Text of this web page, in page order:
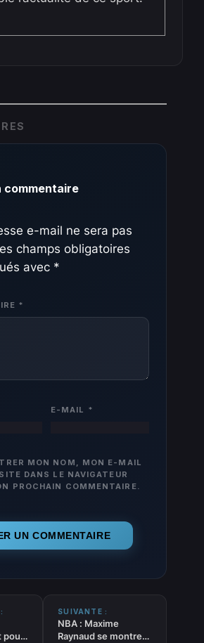
commentaire
e-mail ne sera pas
champs obligatoires
avec *
*
E-MAIL *
MON NOM, MON E-MAIL
DANS LE NAVIGATEUR
PROCHAIN COMMENTAIRE.
pour
SUIVANTE :
NBA : Maxime
Raynaud se montre